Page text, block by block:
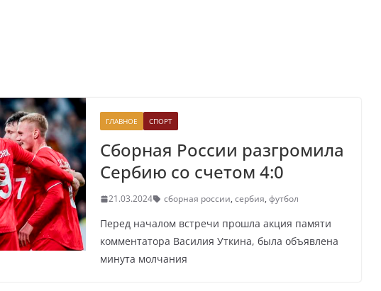
ГЛАВНОЕ СПОРТ
Сборная России разгромила
Сербию со счетом 4:0
21.03.2024 сборная россии, сербия, футбол
Перед началом встречи прошла акция памяти
комментатора Василия Уткина, была объявлена
минута молчания